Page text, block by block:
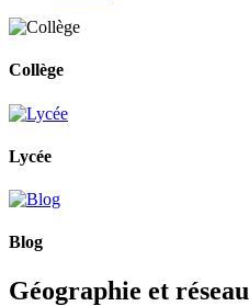
Collège
Lycée
Blog
Géographie et